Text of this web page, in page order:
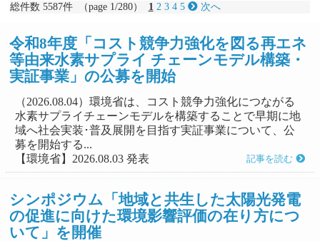
総件数 5587件 （page 1/280） 1 2 3 4 5 次へ
令和8年度「コスト競争力強化を図る再エネ
等由来水素サプライ チェーンモデル構築・
実証事業」の公募を開始
（2026.08.04）環境省は、コスト競争力強化につながる
水素サプライチェーンモデルを構築することで早期に地
域へ社会実装･普及展開を目指す実証事業について、公
募を開始する...
【環境省】2026.08.03 発表
記事を読む
シンポジウム「地域と共生した太陽光発電
の促進に向けた環境影響評価の在り方につ
いて」を開催